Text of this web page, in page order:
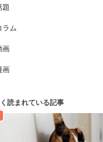
題
ラム
画
画
読まれている記事